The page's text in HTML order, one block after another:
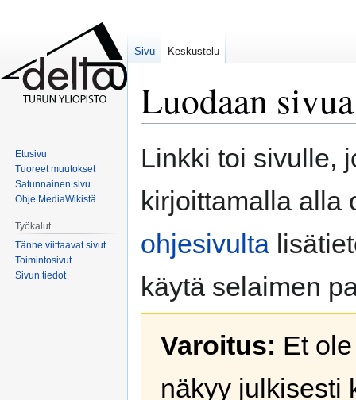
Luodaan
Siirry
navigaatioon
Siirry
hakuun
Linkki toi sivulle,
kirjoittamalla alla
ohjesivulta
käytä selaimen
Varoitus: Et
näkyy julkisesti
Sivu Keskustelu
Etusivu
Tuoreet muutokset
Satunnainen sivu
Ohje MediaWikistä
Työkalut
Tänne viittaavat sivut
Toimintosivut
Sivun tiedot